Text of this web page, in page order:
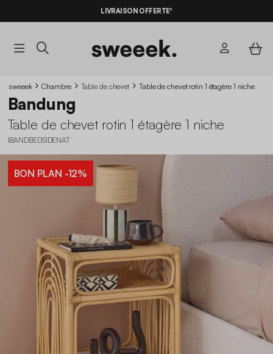
LIVRAISON OFFERTE*
sweeek Chambre Table de chevet Table de chevet rotin 1 étagère 1 niche
Bandung
Table de chevet rotin 1 étagère 1 niche
IBANDBEDSIDENAT
BON PLAN -12%